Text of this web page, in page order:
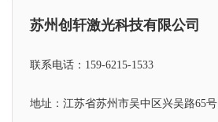
苏州创轩激光科技有限公司
联系电话：159-6215-1533
地址：江苏省苏州市吴中区兴吴路65号